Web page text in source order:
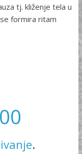
tj. kliženje tela u
formira ritam
.